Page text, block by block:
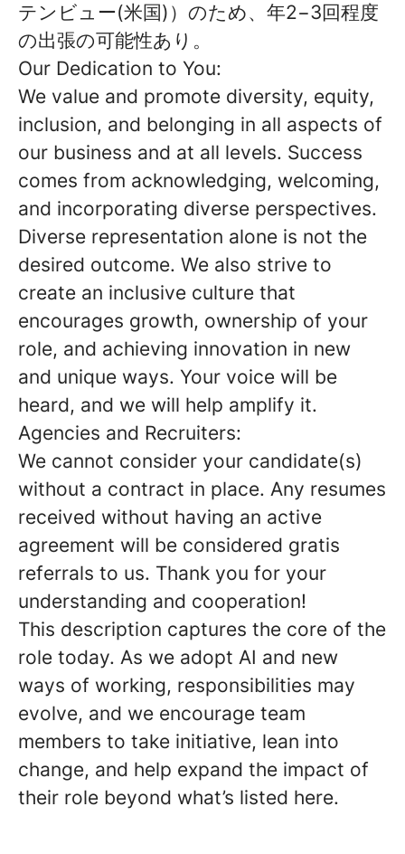
テンビュー(米国)）のため、年2−3回程度
の出張の可能性あり。
Our Dedication to You:
We value and promote diversity, equity,
inclusion, and belonging in all aspects of
our business and at all levels. Success
comes from acknowledging, welcoming,
and incorporating diverse perspectives.
Diverse representation alone is not the
desired outcome. We also strive to
create an inclusive culture that
encourages growth, ownership of your
role, and achieving innovation in new
and unique ways. Your voice will be
heard, and we will help amplify it.
Agencies and Recruiters:
We cannot consider your candidate(s)
without a contract in place. Any resumes
received without having an active
agreement will be considered gratis
referrals to us. Thank you for your
understanding and cooperation!
This description captures the core of the
role today. As we adopt AI and new
ways of working, responsibilities may
evolve, and we encourage team
members to take initiative, lean into
change, and help expand the impact of
their role beyond what’s listed here.